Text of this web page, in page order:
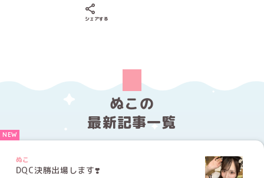
シェアする
ぬこの
最新記事一覧
ぬこ
DQC決勝出場します❣️